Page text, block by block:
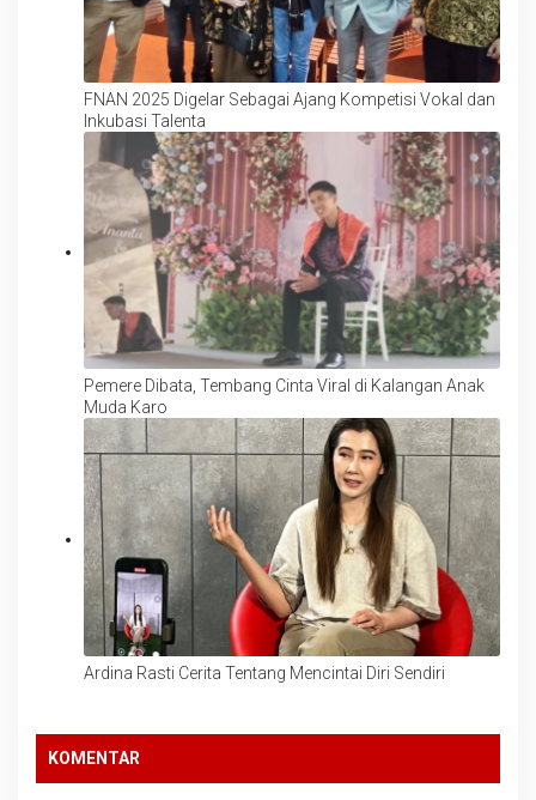
FNAN 2025 Digelar Sebagai Ajang Kompetisi Vokal dan
Inkubasi Talenta
Pemere Dibata, Tembang Cinta Viral di Kalangan Anak
Muda Karo
Ardina Rasti Cerita Tentang Mencintai Diri Sendiri
KOMENTAR